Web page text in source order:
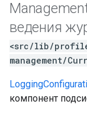
ведения
<src/lib/
management/
компонент